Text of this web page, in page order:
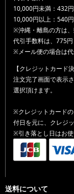
10,000円未満：432円
10,000円以上：540円
※沖縄・離島の方は、
代引手数料は、775円
※メール便の場合は代
【クレジットカード決
注文完了画面で表示
選択頂けます。
※クレジットカード
付日を元に、クレジ
※引き落とし日はお使
送料について